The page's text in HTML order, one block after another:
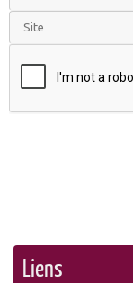
Liens